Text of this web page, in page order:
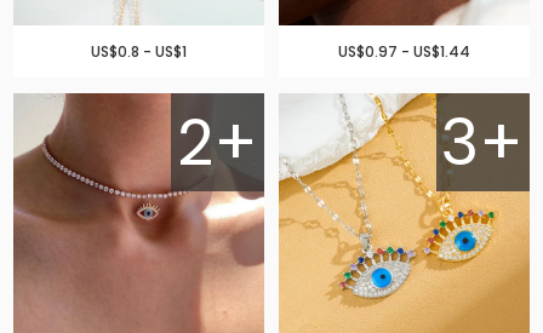
US$0.8 - US$1 US$0.97 - US$1.44
2+ 3+